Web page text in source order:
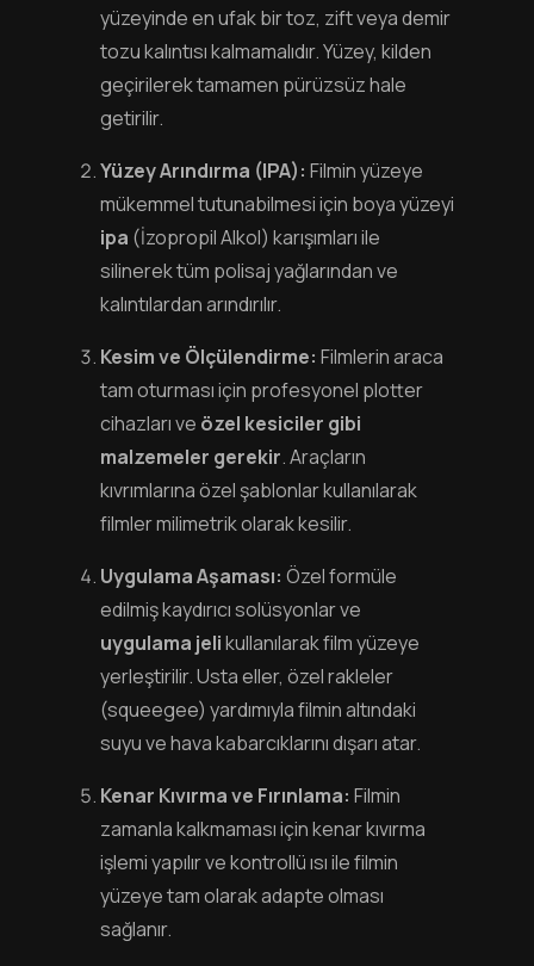
yüzeyinde en ufak bir toz, zift veya demir
tozu kalıntısı kalmamalıdır. Yüzey, kilden
geçirilerek tamamen pürüzsüz hale
getirilir.
Yüzey Arındırma (IPA): Filmin yüzeye
mükemmel tutunabilmesi için boya yüzeyi
ipa (İzopropil Alkol) karışımları ile
silinerek tüm polisaj yağlarından ve
kalıntılardan arındırılır.
Kesim ve Ölçülendirme: Filmlerin araca
tam oturması için profesyonel plotter
cihazları ve özel kesiciler gibi
malzemeler gerekir. Araçların
kıvrımlarına özel şablonlar kullanılarak
filmler milimetrik olarak kesilir.
Uygulama Aşaması: Özel formüle
edilmiş kaydırıcı solüsyonlar ve
uygulama jelikullanılarak film yüzeye
yerleştirilir. Usta eller, özel rakleler
(squeegee) yardımıyla filmin altındaki
suyu ve hava kabarcıklarını dışarı atar.
Kenar Kıvırma ve Fırınlama: Filmin
zamanla kalkmaması için kenar kıvırma
işlemi yapılır ve kontrollü ısı ile filmin
yüzeye tam olarak adapte olması
sağlanır.